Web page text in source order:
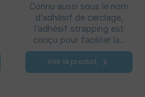
Connu aussi sous le nom
d’adhésif de cerclage,
l’adhésif strapping est
conçu pour faciliter la...
Voir le produit